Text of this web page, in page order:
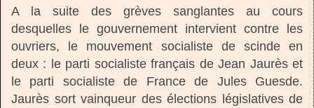
A la suite des grèves sanglantes au cours
desquelles le gouvernement intervient contre les
ouvriers, le mouvement socialiste de scinde en
deux : le parti socialiste français de Jean Jaurès et
le parti socialiste de France de Jules Guesde.
Jaurès sort vainqueur des élections législatives de